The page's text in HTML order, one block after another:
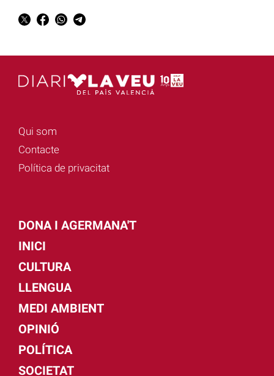
Qui som
Contacte
Política de privacitat
DONA I AGERMANA'T
INICI
CULTURA
LLENGUA
MEDI AMBIENT
OPINIÓ
POLÍTICA
SOCIETAT